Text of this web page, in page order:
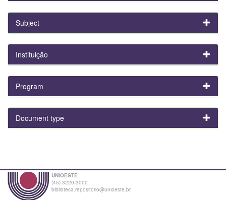
Subject
Instituição
Program
Document type
UNIOESTE
(45) 3220-3000
biblioteca.repositorio@unioeste.br